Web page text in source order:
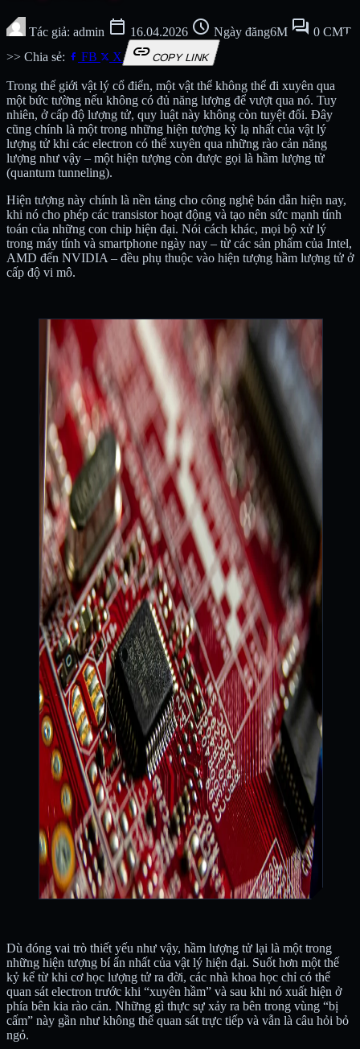
Tác giả: admin calendar_today 16.04.2026 schedule Ngày đăng6M forum 0 CMT
>> Chia sẻ:
FB X linkCOPY LINK
Trong thế giới vật lý cổ điển, một vật thể không thể đi xuyên qua
một bức tường nếu không có đủ năng lượng để vượt qua nó. Tuy
nhiên, ở cấp độ lượng tử, quy luật này không còn tuyệt đối. Đây
cũng chính là một trong những hiện tượng kỳ lạ nhất của vật lý
lượng tử khi các electron có thể xuyên qua những rào cản năng
lượng như vậy – một hiện tượng còn được gọi là hầm lượng tử
(quantum tunneling).
Hiện tượng này chính là nền tảng cho công nghệ bán dẫn hiện nay,
khi nó cho phép các transistor hoạt động và tạo nên sức mạnh tính
toán của những con chip hiện đại. Nói cách khác, mọi bộ xử lý
trong máy tính và smartphone ngày nay – từ các sản phẩm của Intel,
AMD đến NVIDIA – đều phụ thuộc vào hiện tượng hầm lượng tử ở
cấp độ vi mô.
Dù đóng vai trò thiết yếu như vậy, hầm lượng tử lại là một trong
những hiện tượng bí ẩn nhất của vật lý hiện đại. Suốt hơn một thế
kỷ kể từ khi cơ học lượng tử ra đời, các nhà khoa học chỉ có thể
quan sát electron trước khi “xuyên hầm” và sau khi nó xuất hiện ở
phía bên kia rào cản. Những gì thực sự xảy ra bên trong vùng “bị
cấm” này gần như không thể quan sát trực tiếp và vẫn là câu hỏi bỏ
ngỏ.